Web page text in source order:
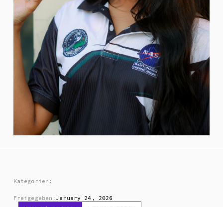
Kategorien:
Freigegeben: January 24, 2026